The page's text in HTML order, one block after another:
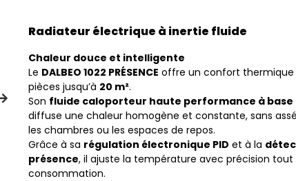
Radiateur électrique à inertie fluide
Chaleur douce et intelligente
Le DALBEO 1022 PRÉSENCE offre un confort thermique
pièces jusqu’à 20 m².
Son fluide caloporteur haute performance à base
diffuse une chaleur homogène et constante, sans
les chambres ou les espaces de repos.
Grâce à sa régulation électronique PID et à la
présence, il ajuste la température avec précision
consommation.